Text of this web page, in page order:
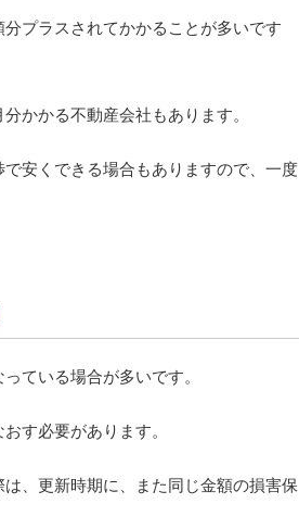
プラスされてかかることが多いです
かかる不動産会社もあります。
安くできる場合もありますので、一度
ている場合が多いです。
す必要があります。
、更新時期に、また同じ金額の損害保